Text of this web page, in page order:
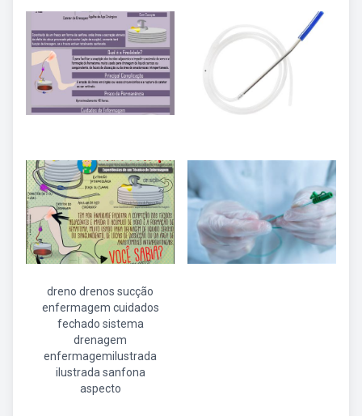
dreno drenos sucção
enfermagem cuidados
fechado sistema
drenagem
enfermagemilustrada
ilustrada sanfona
aspecto